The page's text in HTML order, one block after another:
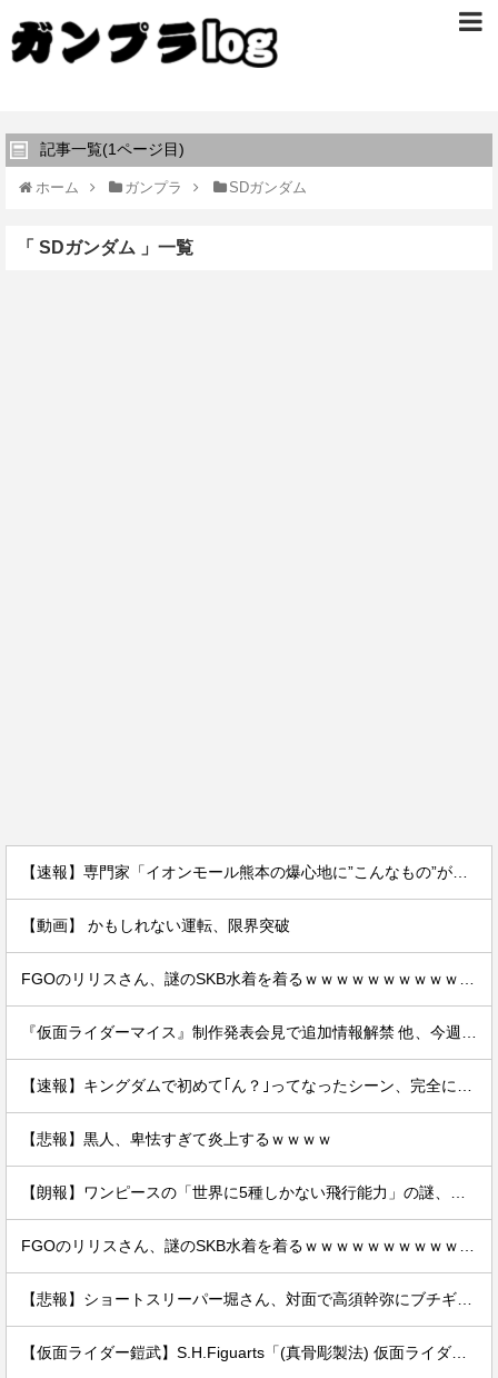
記事一覧(1ページ目)
ホーム ガンプラ SDガンダム
「 SDガンダム 」一覧
【動画】 かもしれない運転、限界突破
【悲報】黒人、卑怯すぎて炎上するｗｗｗｗ